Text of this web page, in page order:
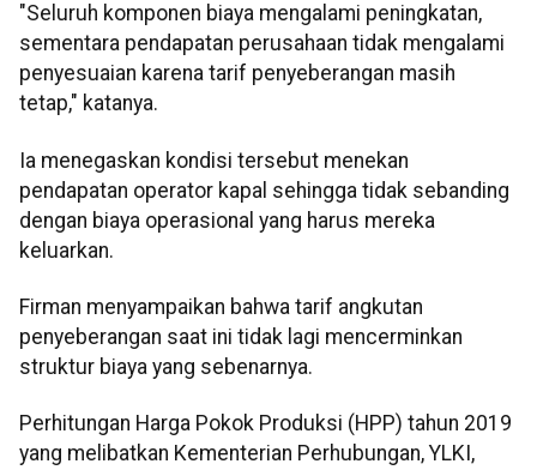
"Seluruh komponen biaya mengalami peningkatan,
sementara pendapatan perusahaan tidak mengalami
penyesuaian karena tarif penyeberangan masih
tetap," katanya.
Ia menegaskan kondisi tersebut menekan
pendapatan operator kapal sehingga tidak sebanding
dengan biaya operasional yang harus mereka
keluarkan.
Firman menyampaikan bahwa tarif angkutan
penyeberangan saat ini tidak lagi mencerminkan
struktur biaya yang sebenarnya.
Perhitungan Harga Pokok Produksi (HPP) tahun 2019
yang melibatkan Kementerian Perhubungan, YLKI,